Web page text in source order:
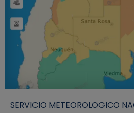
SERVICIO METEOROLOGICO